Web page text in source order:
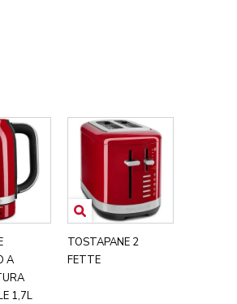
A
1,7L
TOSTAPANE 2
FETTE